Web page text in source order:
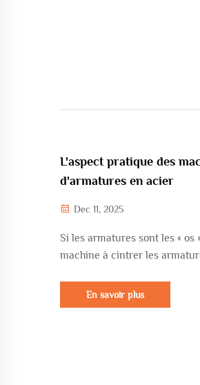
L'aspect pratique des
d'armatures en acier
Dec 11, 2025
Si les armatures sont les « os
machine à cintrer les
véritable façonneur de ces «
miniature de l'évolution
En savoir plus